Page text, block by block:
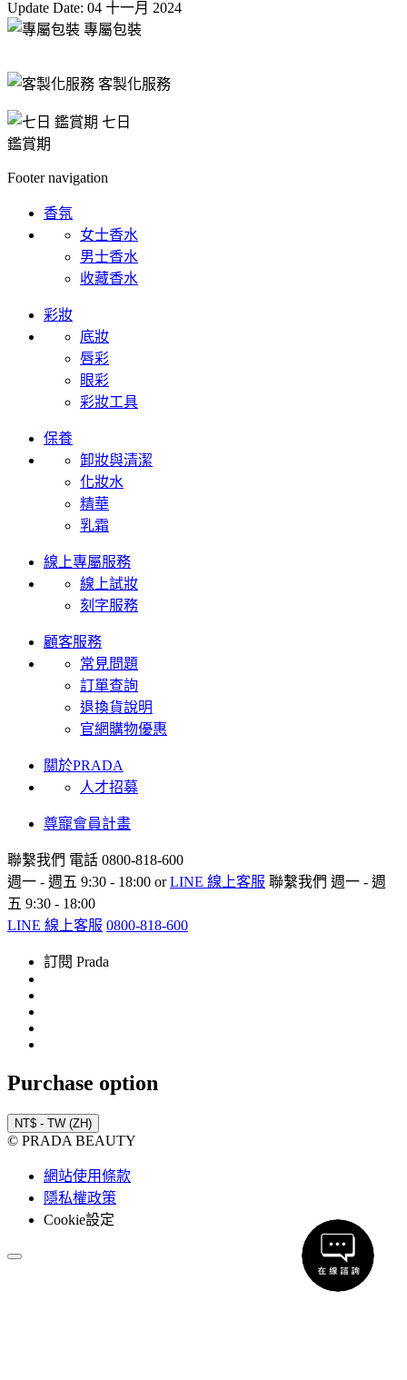
Update Date: 04 十一月 2024
專屬包裝
客製化服務
七日
鑑賞期
Footer navigation
香氛
女士香水
男士香水
收藏香水
彩妝
底妝
唇彩
眼彩
彩妝工具
保養
卸妝與清潔
化妝水
精華
乳霜
線上專屬服務
線上試妝
刻字服務
顧客服務
常見問題
訂單查詢
退換貨說明
官網購物優惠
關於PRADA
人才招募
尊寵會員計畫
聯繫我們 電話 0800-818-600
週一 - 週五 9:30 - 18:00 orLINE 線上客服 聯繫我們 週一 - 週
五 9:30 - 18:00
LINE 線上客服 0800-818-600
訂閱 Prada
Purchase option
NT$ - TW (ZH)
© PRADA BEAUTY
網站使用條款
隱私權政策
Cookie設定